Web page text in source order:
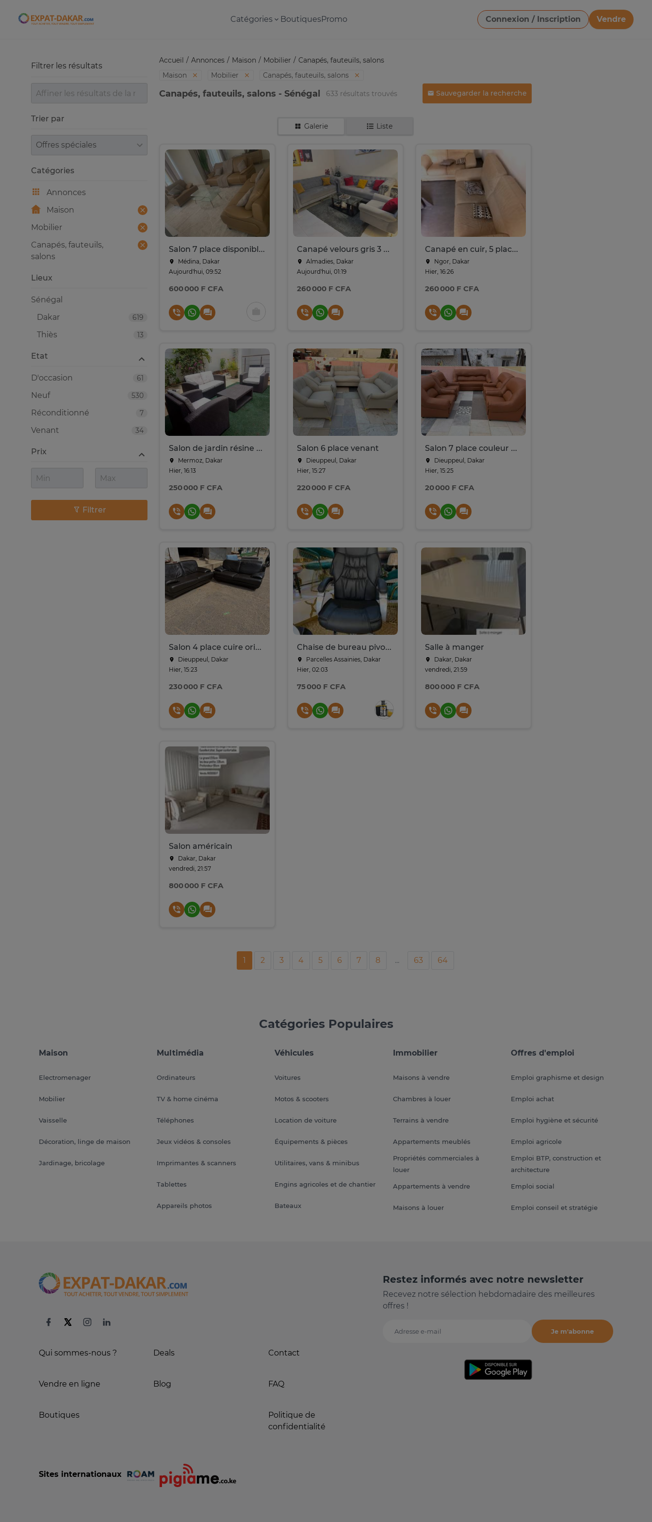
Expat-Dakar Catégories BoutiquesPromo Connexion / Inscription
Vendre
Télécharger une image
Accueil Annonces Maison Mobilier
Canapés, fauteuils, salons
Maison
Mobilier Canapés, fauteuils, salons
Canapés, fauteuils, salons - Sénégal 633 résultats trouvés Sauvegarder la recherche
Galerie Liste
Salon 7 place disponible sur commande
Médina, Dakar
Aujourd'hui, 09:52
600 000 F CFA
Canapé velours gris 3 places style Chesterfield
Almadies, Dakar
Aujourd'hui, 01:19
260 000 F CFA
Canapé en cuir, 5 places.
Ngor, Dakar
Hier, 16:26
260 000 F CFA
Salon de jardin résine tressée 4 places
Mermoz, Dakar
Hier, 16:13
250 000 F CFA
Salon 6 place venant
Dieuppeul, Dakar
Hier, 15:27
220 000 F CFA
Salon 7 place couleur marron
Dieuppeul, Dakar
Hier, 15:25
20 000 F CFA
Salon 4 place cuire originale venant d allemangne
Dieuppeul, Dakar
Hier, 15:23
230 000 F CFA
Chaise de bureau pivotante cuir
Parcelles Assainies, Dakar
Hier, 02:03
75 000 F CFA
Salle à manger
Dakar, Dakar
vendredi, 21:59
800 000 F CFA
Salon américain
Dakar, Dakar
vendredi, 21:57
800 000 F CFA
1 2 3 4 5 6 7 8 ... 63 64
Filtrer les résultats
Trier par
Trier par
Catégories
Annonces
Maison
Mobilier
Canapés, fauteuils,
salons
Lieux
Sénégal
619
Dakar
13
Thiès
Etat
61
D'occasion
530
Neuf
7
Réconditionné
34
Venant
Prix
Filtrer
Catégories Populaires
Maison
Electromenager
Mobilier
Vaisselle
Décoration, linge de maison
Jardinage, bricolage
Multimédia
Ordinateurs
TV & home cinéma
Téléphones
Jeux vidéos & consoles
Imprimantes & scanners
Tablettes
Appareils photos
Véhicules
Voitures
Motos & scooters
Location de voiture
Équipements & pièces
Utilitaires, vans & minibus
Engins agricoles et de chantier
Bateaux
Immobilier
Maisons à vendre
Chambres à louer
Terrains à vendre
Appartements meublés
Propriétés commerciales à
louer
Appartements à vendre
Maisons à louer
Offres d'emploi
Emploi graphisme et design
Emploi achat
Emploi hygiène et sécurité
Emploi agricole
Emploi BTP, construction et
architecture
Emploi social
Emploi conseil et stratégie
Qui sommes-nous ?
Vendre en ligne
Boutiques
Deals
Blog
Contact
FAQ
Politique de
confidentialité
Restez informés avec notre newsletter
Recevez notre sélection hebdomadaire des meilleures
offres !
Adresse e-mail
Je m'abonne
Sites internationaux